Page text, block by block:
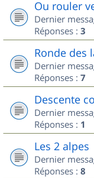
Ou rouler
Dernier
Réponses : 3
Ronde des
Dernier
Réponses : 7
Descente
Dernier
Réponses : 1
Les 2 alpes
Dernier
Réponses : 8